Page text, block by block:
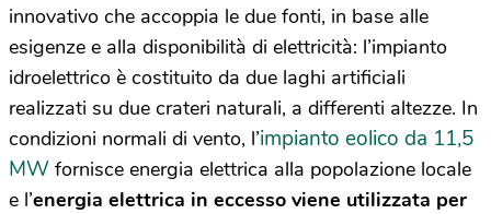
innovativo che accoppia le due fonti, in base alle
esigenze e alla disponibilità di elettricità: l’impianto
idroelettrico è costituito da due laghi artificiali
realizzati su due crateri naturali, a differenti altezze. In
condizioni normali di vento, l’impianto eolico da 11,5
MW fornisce energia elettrica alla popolazione locale
e l’energia elettrica in eccesso viene utilizzata per